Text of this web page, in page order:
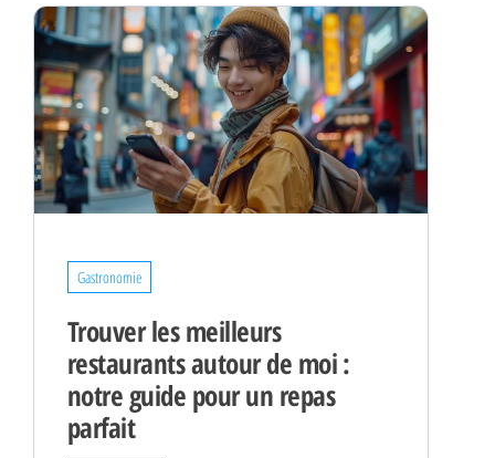
Gastronomie
Trouver les meilleurs
restaurants autour de moi :
notre guide pour un repas
parfait